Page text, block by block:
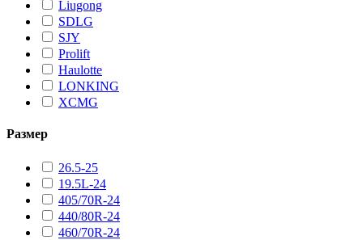
Liugong
SDLG
SJY
Prolift
Haulotte
LONKING
XCMG
Размер
26.5-25
19.5L-24
405/70R-24
440/80R-24
460/70R-24